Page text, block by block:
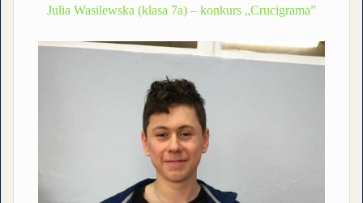
Julia Wasilewska (klasa 7a) – konkurs „Crucigrama”